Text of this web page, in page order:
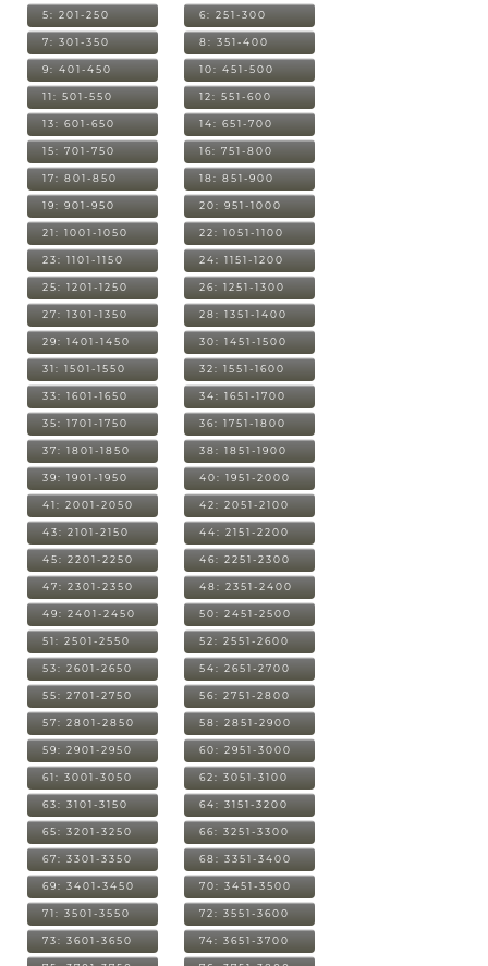
5: 201-250 6: 251-300
7: 301-350 8: 351-400
9: 401-450 10: 451-500
11: 501-550 12: 551-600
13: 601-650 14: 651-700
15: 701-750 16: 751-800
17: 801-850 18: 851-900
19: 901-950 20: 951-1000
21: 1001-1050 22: 1051-1100
23: 1101-1150 24: 1151-1200
25: 1201-1250 26: 1251-1300
27: 1301-1350 28: 1351-1400
29: 1401-1450 30: 1451-1500
31: 1501-1550 32: 1551-1600
33: 1601-1650 34: 1651-1700
35: 1701-1750 36: 1751-1800
37: 1801-1850 38: 1851-1900
39: 1901-1950 40: 1951-2000
41: 2001-2050 42: 2051-2100
43: 2101-2150 44: 2151-2200
45: 2201-2250 46: 2251-2300
47: 2301-2350 48: 2351-2400
49: 2401-2450 50: 2451-2500
51: 2501-2550 52: 2551-2600
53: 2601-2650 54: 2651-2700
55: 2701-2750 56: 2751-2800
57: 2801-2850 58: 2851-2900
59: 2901-2950 60: 2951-3000
61: 3001-3050 62: 3051-3100
63: 3101-3150 64: 3151-3200
65: 3201-3250 66: 3251-3300
67: 3301-3350 68: 3351-3400
69: 3401-3450 70: 3451-3500
71: 3501-3550 72: 3551-3600
73: 3601-3650 74: 3651-3700